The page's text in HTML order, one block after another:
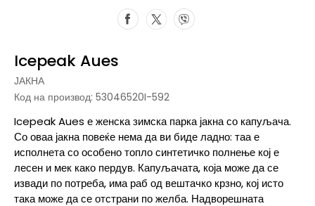
Icepeak Aues
ЈАКНА
Код на производ: 53046520I-592
Icepeak Aues е женска зимска парка јакна со капуљача.
Со оваа јакна повеќе нема да ви биде ладно: таа е
исполнета со особено топло синтетичко полнење кој е
лесен и мек како пердув. Капуљачата, која може да се
извади по потреба, има раб од вештачко крзно, кој исто
така може да се отстрани по желба. Надворешната